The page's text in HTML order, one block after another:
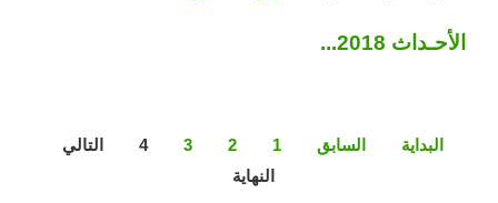
الأحـداث 2018...
البداية السابق 1
2
3
4
التالي
النهاية